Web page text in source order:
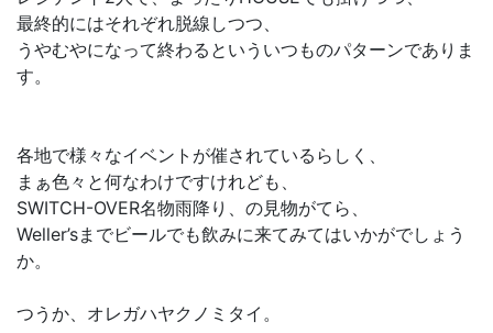
最終的にはそれぞれ脱線しつつ、
うやむやになって終わるといういつものパターンでありま
す。
各地で様々なイベントが催されているらしく、
まぁ色々と何なわけですけれども、
SWITCH-OVER名物雨降り、の見物がてら、
Weller’sまでビールでも飲みに来てみてはいかがでしょう
か。
つうか、オレガハヤクノミタイ。